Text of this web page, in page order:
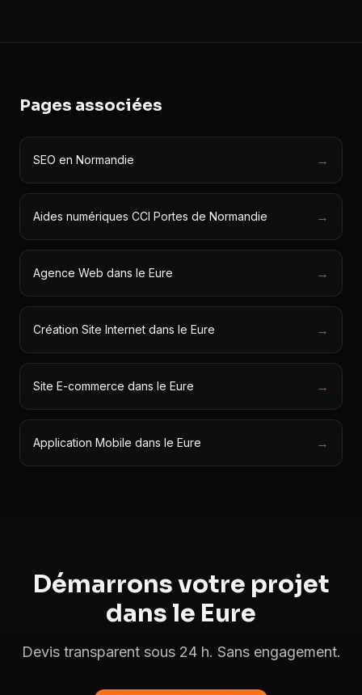
Pages associées
SEO en Normandie →
Aides numériques CCI Portes de Normandie →
Agence Web dans le Eure →
Création Site Internet dans le Eure →
Site E-commerce dans le Eure →
Application Mobile dans le Eure →
Démarrons votre projet
dans le Eure
Devis transparent sous 24 h. Sans engagement.